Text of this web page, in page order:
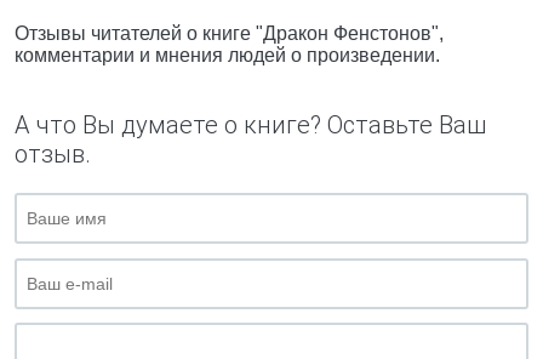
Отзывы читателей о книге "Дракон Фенстонов",
комментарии и мнения людей о произведении.
А что Вы думаете о книге? Оставьте Ваш
отзыв.